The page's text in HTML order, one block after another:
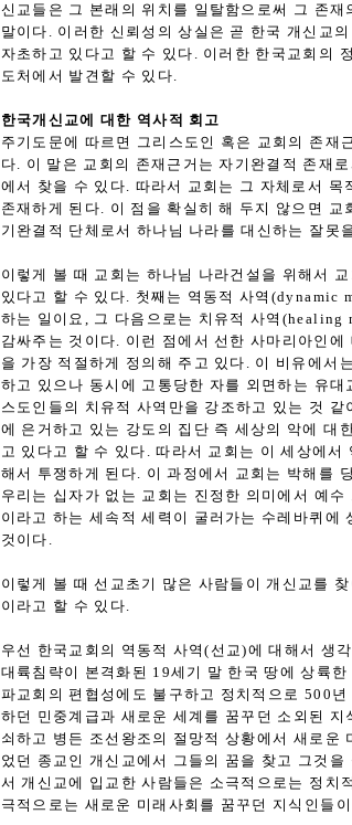
신교들은 그 본래의 위치를 일탈함으로써 그 존
말이다. 이러한 신뢰성의 상실은 곧 한국 개신교
자초하고 있다고 할 수 있다. 이러한 한국교회의
도처에서 발견할 수 있다.
한국개신교에 대한 역사적 회고
주기도문에 따르면 그리스도인 혹은 교회의 존재
다. 이 말은 교회의 존재근거는 자기완결적 존재
에서 찾을 수 있다. 따라서 교회는 그 자체로서
존재하게 된다. 이 점을 확실히 해 두지 않으면
기완결적 단체로서 하나님 나라를 대신하는 잘못
이렇게 볼 때 교회는 하나님 나라건설을 위해서
있다고 할 수 있다. 첫째는 역동적 사역(dynamic
하는 일이요, 그 다음으로는 치유적 사역
감싸주는 것이다. 이런 점에서 선한 사마리아인
을 가장 적절하게 정의해 주고 있다. 이 비유에서
하고 있으나 동시에 고통당한 자를 외면하는 유
스도인들의 치유적 사역만을 강조하고 있는 것
에 은거하고 있는 강도의 집단 즉 세상의 악에 대
고 있다고 할 수 있다. 따라서 교회는 이 세상에
해서 투쟁하게 된다. 이 과정에서 교회는 박해를
우리는 십자가 없는 교회는 진정한 의미에서 예
이라고 하는 세속적 세력이 굴러가는 수레바퀴에
것이다.
이렇게 볼 때 선교초기 많은 사람들이 개신교를
이라고 할 수 있다.
우선 한국교회의 역동적 사역(선교)에 대해서 생
대륙침략이 본격화된 19세기 말 한국 땅에 상륙
파교회의 편협성에도 불구하고 정치적으로 500
하던 민중계급과 새로운 세계를 꿈꾸던 소외된
쇠하고 병든 조선왕조의 절망적 상황에서 새로운
었던 종교인 개신교에서 그들의 꿈을 찾고 그것
서 개신교에 입교한 사람들은 소극적으로는 정치
극적으로는 새로운 미래사회를 꿈꾸던 지식인들